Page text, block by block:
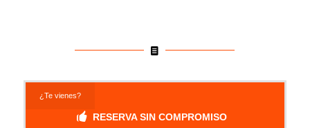
¿Te vienes?
RESERVA SIN COMPROMISO